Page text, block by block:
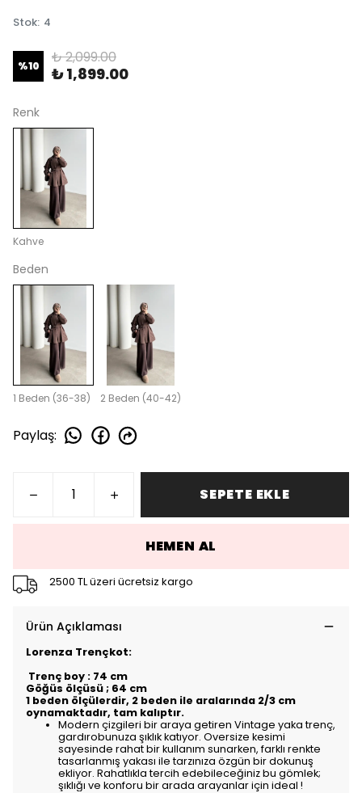
Stok: 4
%10 ₺ 2,099.00
₺ 1,899.00
Renk
Kahve
Beden
1 Beden (36-38) 2 Beden (40-42)
Paylaş:
SEPETE EKLE
HEMEN AL
2500 TL üzeri ücretsiz kargo
Ürün Açıklaması
Lorenza Trençkot:
Trenç boy : 74 cm
Göğüs ölçüsü ; 64 cm
1 beden ölçülerdir, 2 beden ile aralarında 2/3 cm
oynamaktadır, tam kalıptır.
Modern çizgileri bir araya getiren Vintage yaka trenç,
gardırobunuza şıklık katıyor. Oversize kesimi
sayesinde rahat bir kullanım sunarken, farklı renkte
tasarlanmış yakası ile tarzınıza özgün bir dokunuş
ekliyor. Rahatlıkla tercih edebileceğiniz bu gömlek;
şıklığı ve konforu bir arada arayanlar için ideal !